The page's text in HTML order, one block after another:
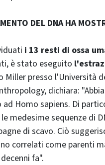
DEL DNA HA
i 13 resti di ossa
è stato eseguito
presso l'Università
dichiara:
ad Homo sapiens. Di
medesime sequenze di
di scavo. Ciò
correlati come parenti
fa".